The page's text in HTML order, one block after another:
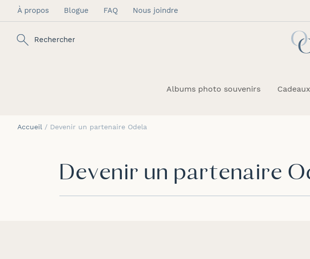
À propos Blogue FAQ Nous joindre
Allez
contenu
Rechercher
Albums photo souvenirs
Accueil Devenir un partenaire Odela
Devenir un partenaire